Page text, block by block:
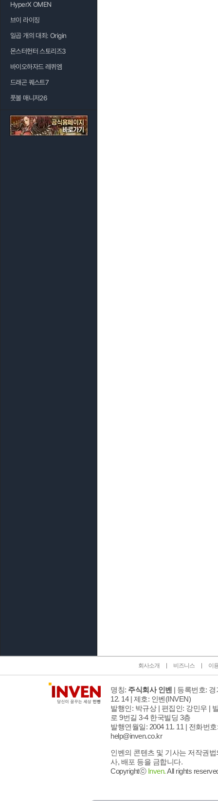
HyperX OMEN
브이 라이징
일곱 개의 대죄: Origin
몬스터헌터 스토리즈3
바이오하자드 레퀴엠
드래곤 퀘스트7
풋볼 매니저26
회사소개 비즈니스 이
명칭: 주식회사 인벤 | 등록번호:
12. 14 | 제호: 인벤(INVEN)
발행인: 박규상 | 편집인: 강민우 |
로 9번길 3-4 한국빌딩 3층
발행연월일: 2004 11. 11 | 전화번호
help@inven.co.kr
인벤의 콘텐츠 및 기사는 저작권
사, 배포 등을 금합니다.
Copyrightⓒ Inven.All rights